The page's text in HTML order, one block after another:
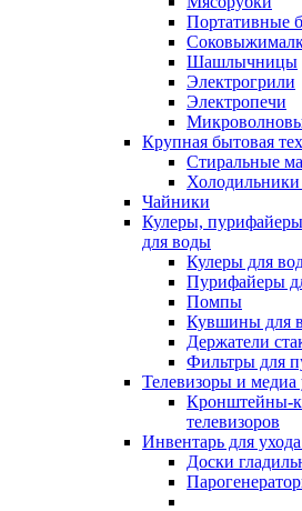
Портативные
Шашлычницы
Электрогрили
Электропечи
Крупная бытовая
Стиральные
Чайники
Кулеры,
для воды
Кулеры для
Пурифайеры
Помпы
Кувшины для
Держатели
Фильтры для
Телевизоры и медиа
Кронштейны-
телевизоров
Инвентарь для
Доски